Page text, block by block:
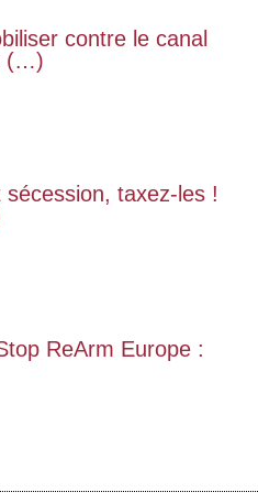
contre le canal
(…)
taxez-les !
ReArm Europe :